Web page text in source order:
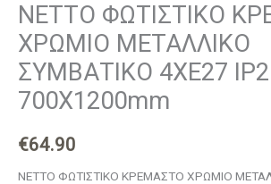
NETTO ΦΩΤΙΣΤΙΚΟ
ΧΡΩΜΙΟ ΜΕΤΑΛΛΙΚΟ
ΣΥΜΒΑΤΙΚΟ 4ΧΕ27
700Χ1200mm
€64.90
NETTO ΦΩΤΙΣΤΙΚΟ ΚΡΕΜΑΣΤΟ ΧΡΩΜΙΟ